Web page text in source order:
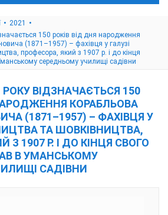
2021
150 років від дня народження
(1871–1957) – фахівця у галузі
професора, який з 1907 р. і до кінця
середньому училищі садівни
РОКУ ВІДЗНАЧАЄТЬСЯ 150
КОРАБЛЬОВА
(1871–1957) – ФАХІВЦЯ У
ТА ШОВКІВНИЦТВА,
З 1907 Р. І ДО КІНЦЯ СВОГО
В УМАНСЬКОМУ
САДІВНИ